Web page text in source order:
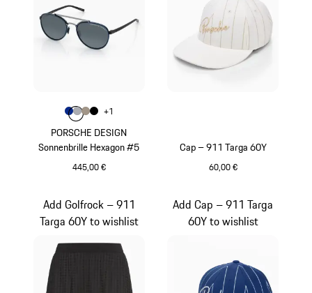
PORSCHE DESIGN
Sonnenbrille Hexagon #5
445,00 €
Farbe
Farbeblau
Farbe grau
Farbepalladiummetallic
Farbe
+1
Cap – 911 Targa 60Y
60,00 €
Add Golfrock – 911
Targa 60Y to wishlist
Add Cap – 911 Targa
60Y to wishlist